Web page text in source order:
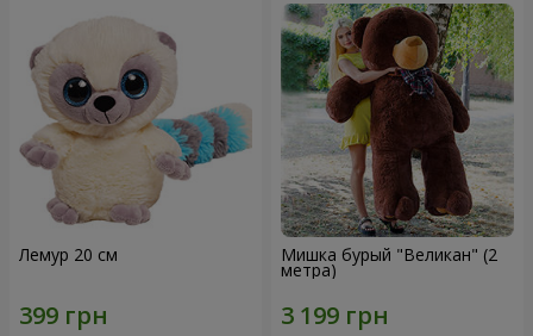
Лемур 20 см Мишка бурый "Великан" (2
метра)